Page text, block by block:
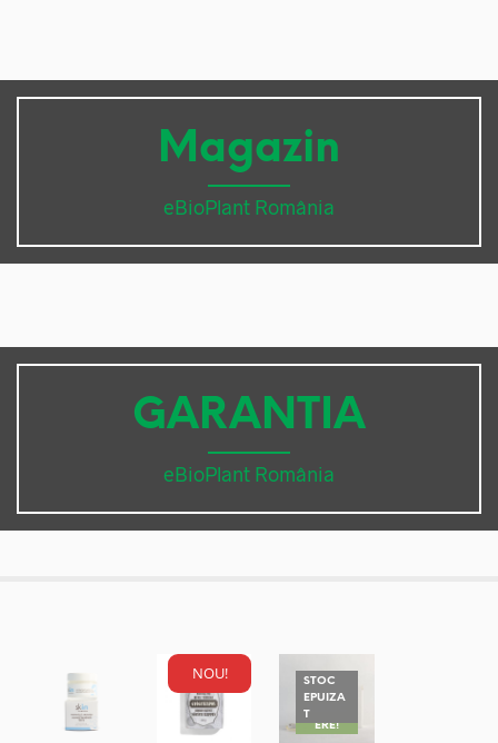
Magazin
eBioPlant România
GARANTIA
eBioPlant România
NOU!
STOC
EPUIZA
TREDUC
ERE!